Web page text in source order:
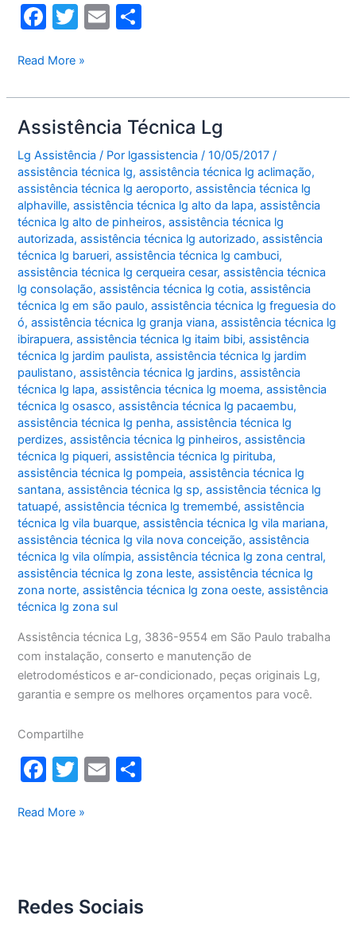
F
c
e
b
o
o
k
T
itt
er
E
l
e
Assistência
LG
São
Paulo
Read More »
Assistência Técnica Lg
Lg Assistência / Por lgassistencia/10/05/2017 /
assistência técnica lg,assistência técnica lg aclimação,
assistência técnica lg aeroporto,assistência técnica lg
alphaville,assistência técnica lg alto da lapa,assistência
técnica lg alto de pinheiros,assistência técnica lg
autorizada,assistência técnica lg autorizado,assistência
técnica lg barueri,assistência técnica lg cambuci,
assistência técnica lg cerqueira cesar,assistência técnica
lg consolação,assistência técnica lg cotia,assistência
técnica lg em são paulo,assistência técnica lg freguesia do
ó,assistência técnica lg granja viana,assistência técnica lg
ibirapuera,assistência técnica lg itaim bibi,assistência
técnica lg jardim paulista,assistência técnica lg jardim
paulistano,assistência técnica lg jardins,assistência
técnica lg lapa,assistência técnica lg moema,assistência
técnica lg osasco,assistência técnica lg pacaembu,
assistência técnica lg penha,assistência técnica lg
perdizes,assistência técnica lg pinheiros,assistência
técnica lg piqueri,assistência técnica lg pirituba,
assistência técnica lg pompeia,assistência técnica lg
santana,assistência técnica lg sp,assistência técnica lg
tatuapé,assistência técnica lg tremembé,assistência
técnica lg vila buarque,assistência técnica lg vila mariana,
assistência técnica lg vila nova conceição,assistência
técnica lg vila olímpia,assistência técnica lg zona central,
assistência técnica lg zona leste,assistência técnica lg
zona norte,assistência técnica lg zona oeste,assistência
técnica lg zona sul
Assistência técnica Lg, 3836-9554 em São Paulo trabalha
com instalação, conserto e manutenção de
eletrodomésticos e ar-condicionado, peças originais Lg,
garantia e sempre os melhores orçamentos para você.
Compartilhe
F
c
o
o
T
itt
E
Assistência
Read More »
Redes Sociais